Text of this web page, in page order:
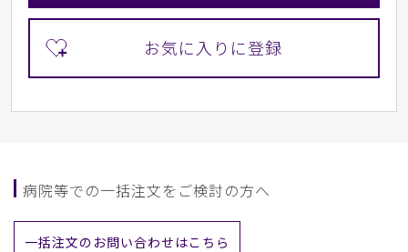
病院等での一括注文をご検討の方へ
一括注文のお問い合わせはこちら